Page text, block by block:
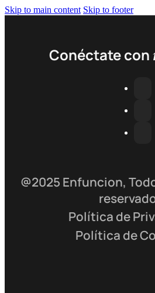
Skip to main content Skip to footer
Conéctate con
@2025 Enfuncion,
Política de
Política de